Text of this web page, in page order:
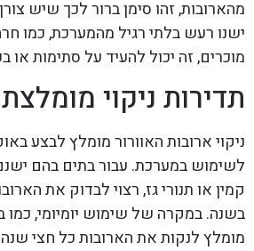
מהארובות, זהו סימן ברור לכך שיש
ישנו רעש בלתי רגיל מהמערכת, כמו
מוכרים, זה יכול להעיד על סתימות או
תדירות ניקוי מומלצת
ניקוי ארובות האוורור מומלץ לבצע
לשימוש במערכת. עבור בתים בהם
קמין או תנורי גז, רצוי לבדוק את
בשנה. במקרה של שימוש יומיומי, כמו
מומלץ לנקות את הארובות כל חצי שנה.